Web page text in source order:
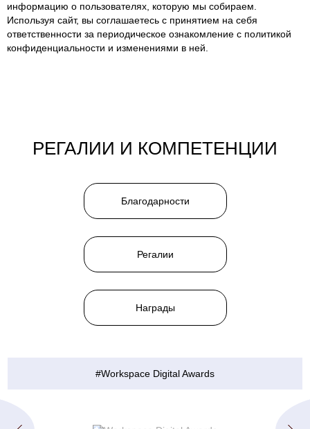
информацию о пользователях, которую мы собираем.
Используя сайт, вы соглашаетесь с принятием на себя
ответственности за периодическое ознакомление с политикой
конфиденциальности и изменениями в ней.
РЕГАЛИИ И КОМПЕТЕНЦИИ
Благодарности
Регалии
Награды
#Workspace Digital Awards